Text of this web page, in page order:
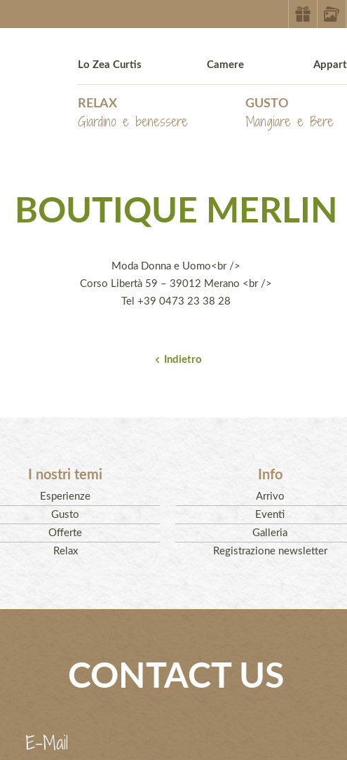
Lo Zea Curtis Camere
RELAX
Giardino e benessere
GUSTO
Mangiare e Bere
BOUTIQUE MERLIN
Moda Donna e Uomo<br />
Corso Libertà 59 – 39012 Merano <br />
Tel +39 0473 23 38 28
Indietro
I nostri temi
Esperienze
Gusto
Offerte
Relax
Info
Arrivo
Eventi
Galleria
Registrazione newsletter
CONTACT US
E-Mail